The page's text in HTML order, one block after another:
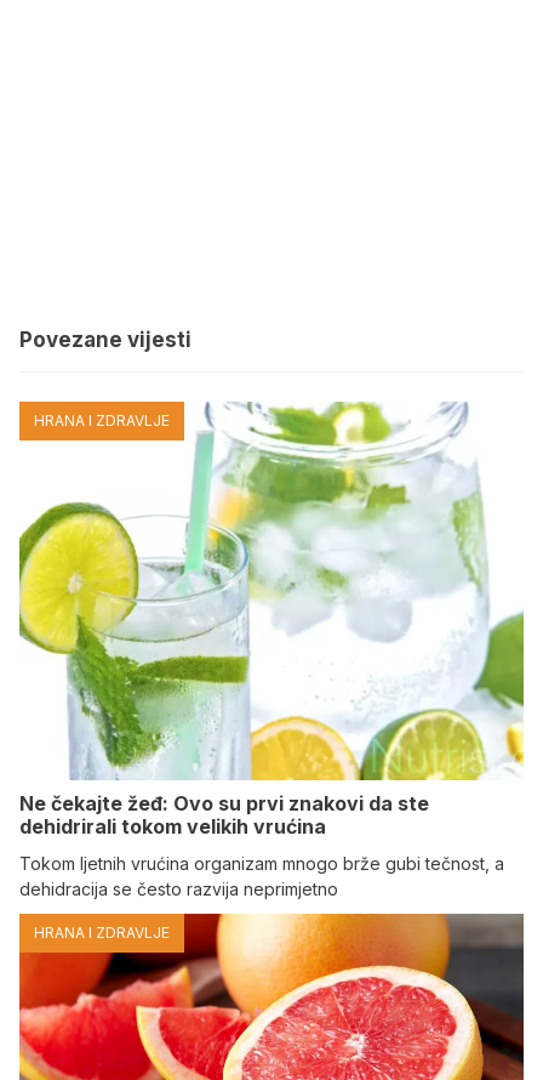
Povezane vijesti
HRANA I ZDRAVLJE
Ne čekajte žeđ: Ovo su prvi znakovi da ste
dehidrirali tokom velikih vrućina
Tokom ljetnih vrućina organizam mnogo brže gubi tečnost, a
dehidracija se često razvija neprimjetno
HRANA I ZDRAVLJE